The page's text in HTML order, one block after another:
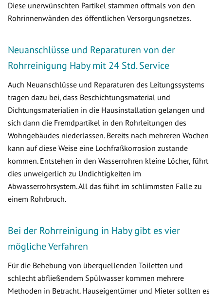
Diese unerwünschten Partikel stammen oftmals von den
Rohrinnenwänden des öffentlichen Versorgungsnetzes.
Neuanschlüsse und Reparaturen von der
Rohrreinigung Haby mit 24 Std. Service
Auch Neuanschlüsse und Reparaturen des Leitungssystems
tragen dazu bei, dass Beschichtungsmaterial und
Dichtungsmaterialien in die Hausinstallation gelangen und
sich dann die Fremdpartikel in den Rohrleitungen des
Wohngebäudes niederlassen. Bereits nach mehreren Wochen
kann auf diese Weise eine Lochfraßkorrosion zustande
kommen. Entstehen in den Wasserrohren kleine Löcher, führt
dies unweigerlich zu Undichtigkeiten im
Abwasserrohrsystem. All das führt im schlimmsten Falle zu
einem Rohrbruch.
Bei der Rohrreinigung in Haby gibt es vier
mögliche Verfahren
Für die Behebung von überquellenden Toiletten und
schlecht abfließendem Spülwasser kommen mehrere
Methoden in Betracht. Hauseigentümer und Mieter sollten es